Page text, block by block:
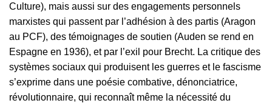
Culture), mais aussi sur des engagements personnels
marxistes qui passent par l’adhésion à des partis (Aragon
au PCF), des témoignages de soutien (Auden se rend en
Espagne en 1936), et par l’exil pour Brecht. La critique des
systèmes sociaux qui produisent les guerres et le fascisme
s’exprime dans une poésie combative, dénonciatrice,
révolutionnaire, qui reconnaît même la nécessité du